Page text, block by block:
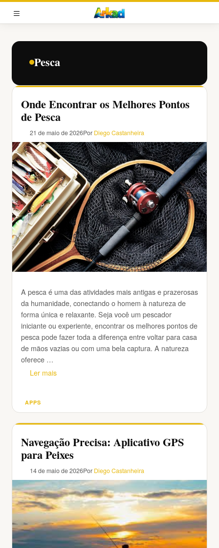
Pular
para
conteúdo
MENU
Pesca
Onde Encontrar os Melhores Pontos
de Pesca
21 de maio de 2026Por Diego Castanheira
A pesca é uma das atividades mais antigas e prazerosas
da humanidade, conectando o homem à natureza de
forma única e relaxante. Seja você um pescador
iniciante ou experiente, encontrar os melhores pontos de
pesca pode fazer toda a diferença entre voltar para casa
de mãos vazias ou com uma bela captura. A natureza
oferece …
Ler mais
Categorias
APPS
Navegação Precisa: Aplicativo GPS
para Peixes
14 de maio de 2026Por Diego Castanheira